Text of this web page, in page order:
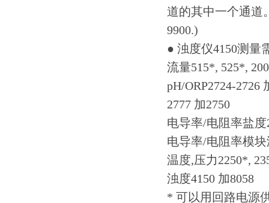
道的其中一个通道
9900.)
● 浊度仪4150测量
流量515*, 525*,
pH/ORP2724-2726
2777 加2750
电导率/电阻率盐度
电导率/电阻率模
温度,压力2250*,
浊度4150 加8058
* 可以用回路电源